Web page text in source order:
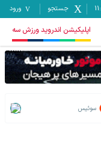
جستجو ورود
اپلیکیشن اندروید ورزش سه
سوئیس